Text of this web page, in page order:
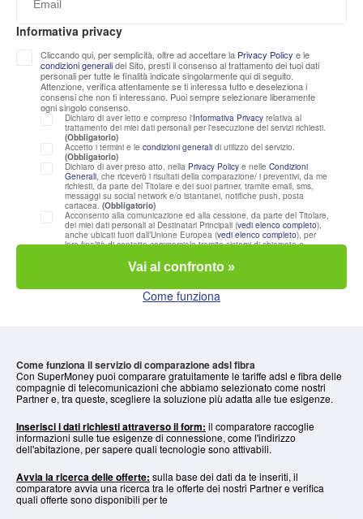
Cliccando qui, per semplicità, oltre ad accettare la Privacy Policy e le
condizioni generalidel Sito, presti il consenso al trattamento dei tuoi dati
personali per tutte le finalità indicate singolarmente qui di seguito.
Attenzione, verifica attentamente se ti interessa tutto e deseleziona i
consensi che non ti interessano. Puoi sempre selezionare liberamente
ogni singolo consenso.
Dichiaro di aver letto e compreso l'Informativa Privacy relativa al
trattamento dei miei dati personali per l'esecuzione dei servizi richiesti.
(Obbligatorio)
Accetto i termini e le condizioni generali di utilizzo del servizio.
(Obbligatorio)
Dichiaro di aver preso atto, nella Privacy Policy e nelle Condizioni
Generali, che riceverò i risultati della comparazione/ i preventivi, da me
richiesti, da parte del Titolare e dei suoi partner, tramite email, sms,
messaggi su social network e/o istantanei, notifiche push, posta
cartacea. (Obbligatorio)
Acconsento alla comunicazione ed alla cessione, da parte del Titolare,
dei miei dati personali ai Destinatari Principali (vedi elenco completo),
anche ubicati fuori dall’Unione Europea (vedi elenco completo), per
loro finalità di contatto commerciale tramite sistemi di chiamata e
social network e/o istantanei, notifiche push, posta cartacea.
comunicazioni commerciali e/o promozionali da parte del Titolare
attraverso sistemi di chiamata e risposta automatizzati e/o con
monitoraggio su reti di comunicazione elettronica, nonché attraverso il
raffronto e l’integrazione con dati raccolti da terze parti. (Facoltativo)
Acconsento al trattamento dei miei dati personali per l'invio di
comunicazioni commerciali e/o promozionali di Terzi da parte del
Titolare attraverso sistemi di chiamata e risposta automatizzati e/o con
Vai al confronto »
Come funziona
Come funziona il servizio di comparazione adsl fibra
Con SuperMoney puoi comparare gratuitamente le tariffe adsl e fibra delle
compagnie di telecomunicazioni che abbiamo selezionato come nostri
Partner e, tra queste, scegliere la soluzione più adatta alle tue esigenze.
Inserisci i dati richiesti attraverso il form: il comparatore raccoglie
informazioni sulle tue esigenze di connessione, come l'indirizzo
dell'abitazione, per sapere quali tecnologie sono attivabili.
Avvia la ricerca delle offerte: sulla base dei dati da te inseriti, il
comparatore avvia una ricerca tra le offerte dei nostri Partner e verifica
quali offerte sono disponibili per te